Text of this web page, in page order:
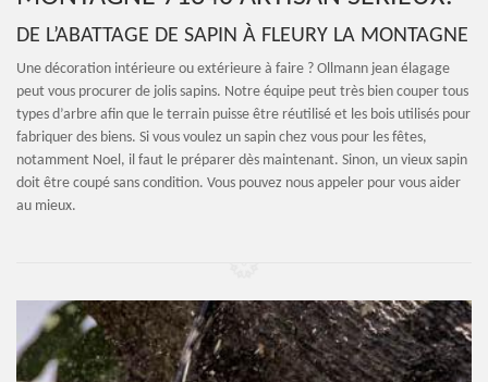
DE L’ABATTAGE DE SAPIN À FLEURY LA MONTAGNE
Une décoration intérieure ou extérieure à faire ? Ollmann jean élagage
peut vous procurer de jolis sapins. Notre équipe peut très bien couper tous
types d’arbre afin que le terrain puisse être réutilisé et les bois utilisés pour
fabriquer des biens. Si vous voulez un sapin chez vous pour les fêtes,
notamment Noel, il faut le préparer dès maintenant. Sinon, un vieux sapin
doit être coupé sans condition. Vous pouvez nous appeler pour vous aider
au mieux.